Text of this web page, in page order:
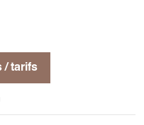
/ tarifs